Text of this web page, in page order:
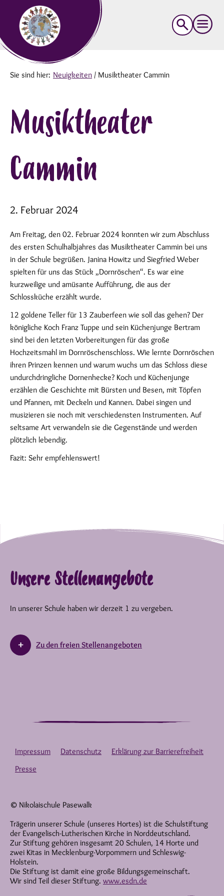
Suche
nach:
Sie sind hier: Neuigkeiten / Musiktheater Cammin
Musiktheater
Cammin
2. Februar 2024
Am Freitag, den 02. Februar 2024 konnten wir zum Abschluss
des ersten Schulhalbjahres das Musiktheater Cammin bei uns
in der Schule begrüßen. Janina Howitz und Siegfried Weber
spielten für uns das Stück „Dornröschen“. Es war eine
kurzweilige und amüsante Aufführung, die aus der
Schlossküche erzählt wurde.
12 goldene Teller für 13 Zauberfeen wie soll das gehen? Der
königliche Koch Franz Tuppe und sein Küchenjunge Bertram
sind bei den letzten Vorbereitungen für das große
Hochzeitsmahl im Dornröschenschloss. Wie lernte Dornröschen
ihren Prinzen kennen und warum wuchs um das Schloss diese
undurchdringliche Dornenhecke? Koch und Küchenjunge
erzählen die Geschichte mit Bürsten und Besen, mit Töpfen
und Pfannen, mit Deckeln und Kannen. Dabei singen und
musizieren sie noch mit verschiedensten Instrumenten. Auf
seltsame Art verwandeln sie die Gegenstände und werden
plötzlich lebendig.
Fazit: Sehr empfehlenswert!
Unsere Stellenangebote
In unserer Schule haben wir derzeit 1 zu vergeben.
Zu den freien Stellenangeboten
© Nikolaischule Pasewalk
Trägerin unserer Schule (unseres Hortes) ist die Schulstiftung
der Evangelisch-Lutherischen Kirche in Norddeutschland.
Zur Stiftung gehören insgesamt 20 Schulen, 14 Horte und
zwei Kitas in Mecklenburg-Vorpommern und Schleswig-
Holstein.
Die Stiftung ist damit eine große Bildungsgemeinschaft.
Wir sind Teil dieser Stiftung. www.esdn.de
Impressum Datenschutz
Erklärung zur Barrierefreiheit
Presse